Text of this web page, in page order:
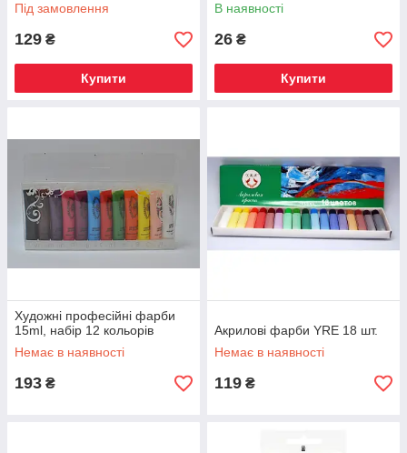
Під замовлення
129 ₴
Купити
В наявності
26 ₴
Купити
Художні професійні фарби
15ml, набір 12 кольорів
Немає в наявності
193 ₴
Акрилові фарби YRE 18 шт.
Немає в наявності
119 ₴